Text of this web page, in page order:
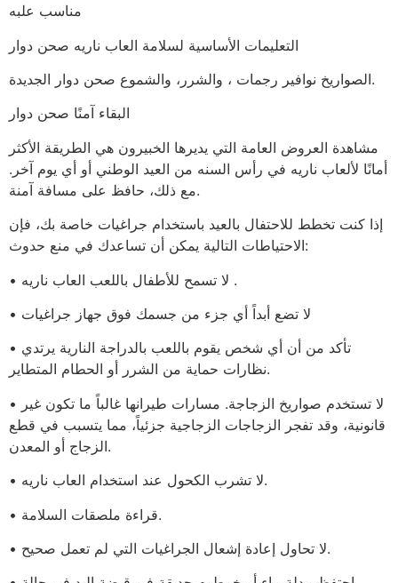
التعليمات الأساسية لسلامة العاب ناريه صحن دوار
الصواريخ نوافير رجمات ، والشرر، والشموع صحن دوار الجديدة.
البقاء آمنًا صحن دوار
مشاهدة العروض العامة التي يديرها الخبيرون هي الطريقة الأكثر
أمانًا لألعاب ناريه في رأس السنه من العيد الوطني أو أي يوم آخر.
مع ذلك، حافظ على مسافة آمنة.
إذا كنت تخطط للاحتفال بالعيد باستخدام جراغيات خاصة بك، فإن
الاحتياطات التالية يمكن أن تساعدك في منع حدوث:
• لا تسمح للأطفال باللعب العاب ناريه .
• تأكد من أن أي شخص يقوم باللعب بالدراجة النارية يرتدي
نظارات حماية من الشرر أو الحطام المتطاير.
• لا تستخدم صواريخ الزجاجة. مسارات طيرانها غالباً ما تكون غير
قانونية، وقد تفجر الزجاجات الزجاجية جزئياً، مما يتسبب في قطع
الزجاج أو المعدن.
• لا تشرب الكحول عند استخدام العاب ناريه.
• قراءة ملصقات السلامة.
• لا تحاول إعادة إشعال الجراغيات التي لم تعمل صحيح.